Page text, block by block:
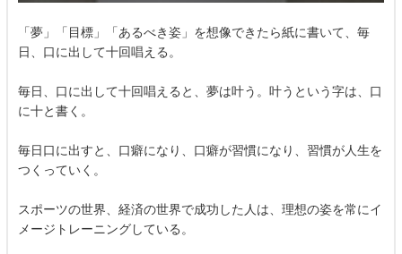
「夢」「目標」「あるべき姿」を想像できたら紙に書いて、毎
日、口に出して十回唱える。
毎日、口に出して十回唱えると、夢は叶う。叶うという字は、口
に十と書く。
毎日口に出すと、口癖になり、口癖が習慣になり、習慣が人生を
つくっていく。
スポーツの世界、経済の世界で成功した人は、理想の姿を常にイ
メージトレーニングしている。